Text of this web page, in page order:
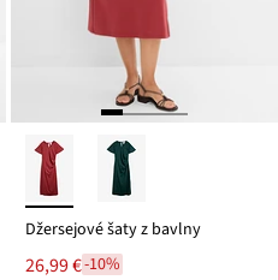
Džersejové šaty z bavlny
26,99 €-10%